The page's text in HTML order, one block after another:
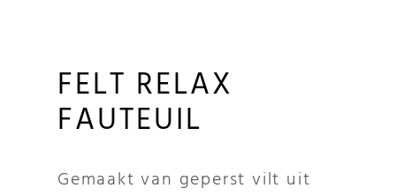
FELT RELAX
FAUTEUIL
Gemaakt van geperst vilt uit